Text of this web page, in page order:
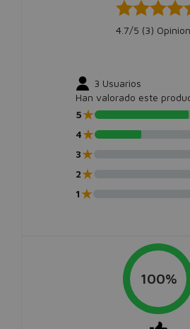
4.7/5 (3)
3 Usuarios
Han valorado este
5★
4★
3★
2★
1★
100%